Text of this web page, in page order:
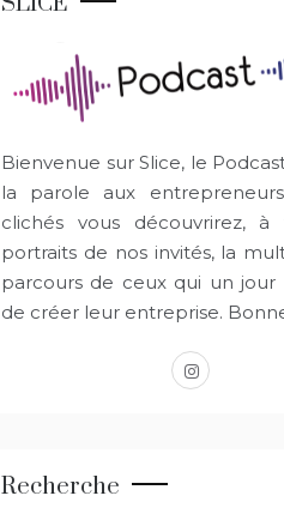
Bienvenue sur Slice, le
la parole aux
clichés vous découvrirez, à
portraits de nos invités, la
parcours de ceux qui un jour
de créer leur entreprise.
instagram
Recherche